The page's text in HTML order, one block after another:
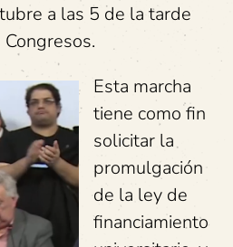
a las 5 de la tarde
Esta marcha
tiene como fin
solicitar la
promulgación
de la ley de
financiamiento